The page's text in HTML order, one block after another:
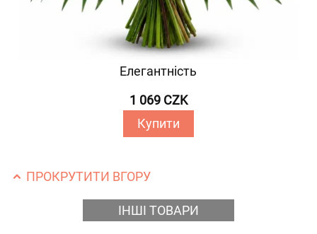
Елегантність
1 069 CZK
Купити
ПРОКРУТИТИ ВГОРУ
ІНШІ ТОВАРИ